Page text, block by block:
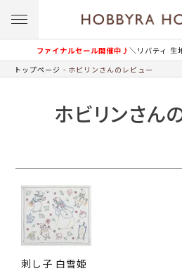
ファイナルセール開催中♪＼リバティ 生
トップページ ホビリンさんのレビュー
ホビリンさん
刺し子 白雪姫